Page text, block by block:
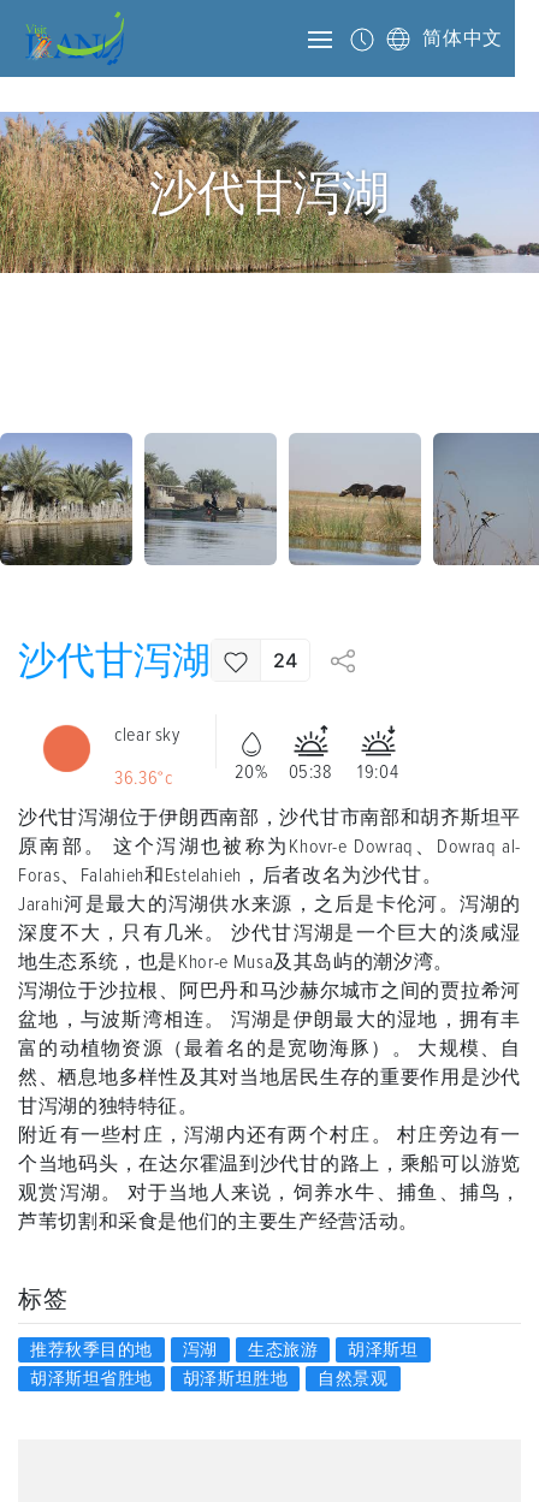
简体中文
沙代甘泻湖
沙代甘泻湖 24
clear sky
36.36°c
20% 05:38
19:04
沙代甘泻湖位于伊朗西南部，沙代甘市南部和胡齐斯坦平
原南部。 这个泻湖也被称为Khovr-e Dowraq、Dowraq al-
Foras、Falahieh和Estelahieh，后者改名为沙代甘。
Jarahi河是最大的泻湖供水来源，之后是卡伦河。泻湖的
深度不大，只有几米。 沙代甘泻湖是一个巨大的淡咸湿
地生态系统，也是Khor-e Musa及其岛屿的潮汐湾。
泻湖位于沙拉根、阿巴丹和马沙赫尔城市之间的贾拉希河
盆地，与波斯湾相连。 泻湖是伊朗最大的湿地，拥有丰
富的动植物资源（最着名的是宽吻海豚）。 大规模、自
然、栖息地多样性及其对当地居民生存的重要作用是沙代
甘泻湖的独特特征。
附近有一些村庄，泻湖内还有两个村庄。 村庄旁边有一
个当地码头，在达尔霍温到沙代甘的路上，乘船可以游览
观赏泻湖。 对于当地人来说，饲养水牛、捕鱼、捕鸟，
芦苇切割和采食是他们的主要生产经营活动。
标签
推荐秋季目的地 泻湖 生态旅游
胡泽斯坦
胡泽斯坦省胜地
胡泽斯坦胜地 自然景观